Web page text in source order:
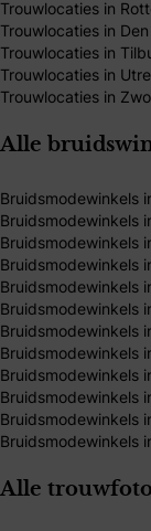
Trouwlocaties in
Trouwlocaties in
Trouwlocaties in
Trouwlocaties in
Trouwlocaties in
Alle
Bruidsmodewinkels
Bruidsmodewinkels
Bruidsmodewinkels
Bruidsmodewinkels
Bruidsmodewinkels
Bruidsmodewinkels
Bruidsmodewinkels
Bruidsmodewinkels
Bruidsmodewinkels
Bruidsmodewinkels
Bruidsmodewinkels
Bruidsmodewinkels
Alle